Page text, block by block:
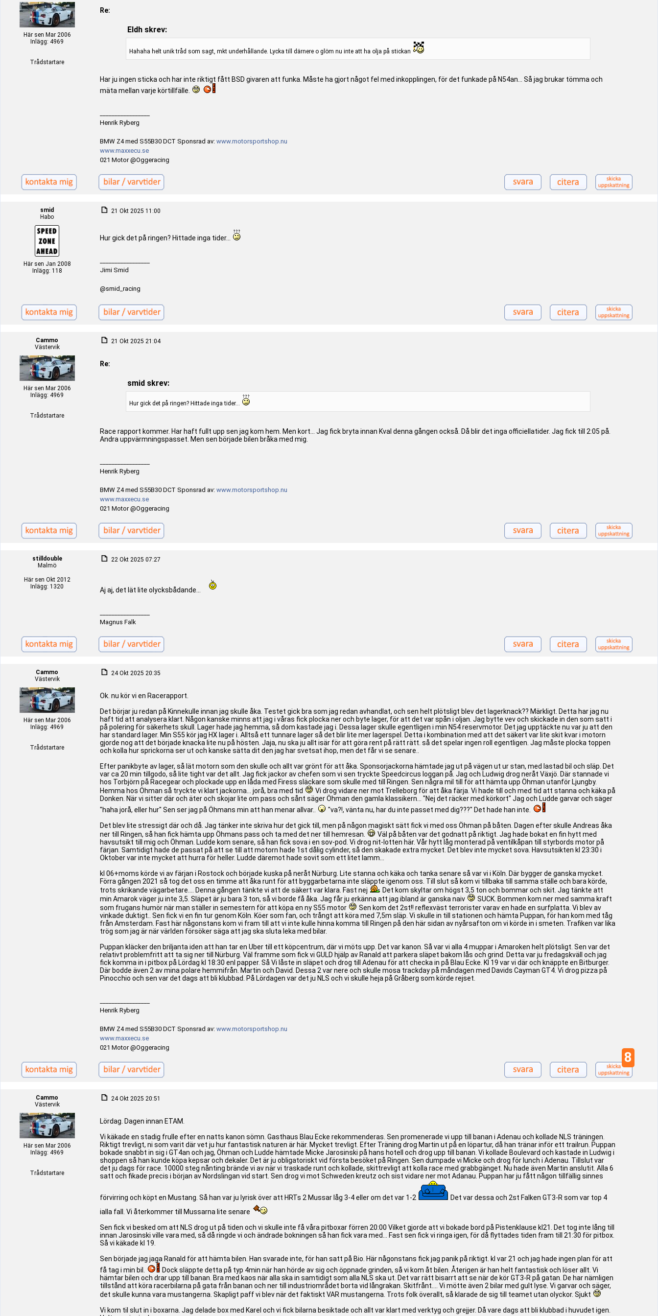
Här sen Mar 2006
Inlägg: 4969
Trådstartare
Re:
Eldh skrev:
Hahaha helt unik tråd som sagt, mkt underhållande. Lycka till därnere o glöm nu inte att ha olja på stickan
Har ju ingen sticka och har inte riktigt fått BSD givaren att funka. Måste ha gjort något fel med inkopplingen, för det funkade på N54an... Så jag brukar tömma och
mäta mellan varje körtillfälle.
Henrik Ryberg
BMW Z4 med S55B30 DCT Sponsrad av: www.motorsportshop.nu
www.maxxecu.se
021 Motor @Oggeracing
smid
Habo
Här sen Jan 2008
Inlägg: 118
21 Okt 2025 11:00
Hur gick det på ringen? Hittade inga tider...
Jimi Smid
@smid_racing
Cammo
Västervik
Här sen Mar 2006
Inlägg: 4969
Trådstartare
21 Okt 2025 21:04
Re:
smid skrev:
Hur gick det på ringen? Hittade inga tider...
Race rapport kommer. Har haft fullt upp sen jag kom hem. Men kort... Jag fick bryta innan Kval denna gången också. Då blir det inga officiellatider. Jag fick till 2:05 på.
Andra uppvärmningspasset. Men sen började bilen bråka med mig.
Henrik Ryberg
BMW Z4 med S55B30 DCT Sponsrad av: www.motorsportshop.nu
www.maxxecu.se
021 Motor @Oggeracing
stilldouble
Malmö
Här sen Okt 2012
Inlägg: 1320
22 Okt 2025 07:27
Aj aj, det lät lite olycksbådande...
Magnus Falk
Cammo
Västervik
Här sen Mar 2006
Inlägg: 4969
Trådstartare
24 Okt 2025 20:35
Ok. nu kör vi en Racerapport.
Det börjar ju redan på Kinnekulle innan jag skulle åka. Testet gick bra som jag redan avhandlat, och sen helt plötsligt blev det lagerknack?? Märkligt. Detta har jag nu
haft tid att analysera klart. Någon kanske minns att jag i våras fick plocka ner och byte lager, för att det var spån i oljan. Jag bytte vev och skickade in den som satt i
på polering för säkerhets skull. Lager hade jag hemma, så dom kastade jag i. Dessa lager skulle egentligen i min N54 reservmotor. Det jag upptäckte nu var ju att den
har standard lager. Min S55 kör jag HX lager i. Alltså ett tunnare lager så det blir lite mer lagerspel. Detta i kombination med att det säkert var lite skit kvar i motorn
gjorde nog att det började knacka lite nu på hösten. Jaja, nu ska ju allt isär för att göra rent på rätt rätt. så det spelar ingen roll egentligen. Jag måste plocka toppen
och kolla hur sprickorna ser ut och kanske sätta dit den jag har svetsat ihop, men det får vi se senare..
Efter panikbyte av lager, så lät motorn som den skulle och allt var grönt för att åka. Sponsorjackorna hämtade jag ut på vägen ut ur stan, med lastad bil och släp. Det
var ca 20 min tillgodo, så lite tight var det allt. Jag fick jackor av chefen som vi sen tryckte Speedcircus loggan på. Jag och Ludwig drog neråt Växjö. Där stannade vi
hos Torbjörn på Racegear och plockade upp en låda med Firess släckare som skulle med till Ringen. Sen några mil till för att hämta upp Öhman utanför Ljungby.
Hemma hos Öhman så tryckte vi klart jackorna... jorå, bra med tid
Vi drog vidare ner mot Trelleborg för att åka färja. Vi hade till och med tid att stanna och käka på
Donken. När vi sitter där och äter och skojar lite om pass och sånt säger Öhman den gamla klassikern... "Nej det räcker med körkort" Jag och Ludde garvar och säger
"haha jorå, eller hur" Sen ser jag på Öhmans min att han menar allvar..
"va?!, vänta nu, har du inte passet med dig???" Det hade han inte.
Det blev lite stressigt där och då. Jag tänker inte skriva hur det gick till, men på någon magiskt sätt fick vi med oss Öhman på båten. Dagen efter skulle Andreas åka
ner till Ringen, så han fick hämta upp Öhmans pass och ta med det ner till hemresan.
Väl på båten var det godnatt på riktigt. Jag hade bokat en fin hytt med
havsutsikt till mig och Öhman. Ludde kom senare, så han fick sova i en sov-pod. Vi drog nit-lotten här. Vår hytt låg monterad på ventilkåpan till styrbords motor på
färjan. Samtidigt hade de passat på att se till att motorn hade 1st dålig cylinder, så den skakade extra mycket. Det blev inte mycket sova. Havsutsikten kl 23:30 i
Oktober var inte mycket att hurra för heller. Ludde däremot hade sovit som ett litet lamm...
kl 06+moms körde vi av färjan i Rostock och började kuska på neråt Nürburg. Lite stanna och käka och tanka senare så var vi i Köln. Där bygger de ganska mycket.
Förra gången 2021 så tog det oss en timme att åka runt för att byggarbetarna inte släppte igenom oss. Till slut så kom vi tillbaka till samma ställe och bara körde,
trots skrikande vägarbetare.... Denna gången tänkte vi att de säkert var klara. Fast nej
Det kom skyltar om högst 3,5 ton och bommar och skit. Jag tänkte att
min Amarok väger ju inte 3,5. Släpet är ju bara 3 ton, så vi borde få åka. Jag får ju erkänna att jag ibland är ganska naiv
SUCK. Bommen kom ner med samma kraft
som frugans humör när man ställer in semestern för att köpa en ny S55 motor
Sen kom det 2st!! reflexväst terrorister varav en hade en surfplatta. Vi blev av
vinkade duktigt.. Sen fick vi en fin tur genom Köln. Köer som fan, och trångt att köra med 7,5m släp. Vi skulle in till stationen och hämta Puppan, för han kom med tåg
från Amsterdam. Fast här någonstans kom vi fram till att vi inte kulle hinna komma till Ringen på den här sidan av nyårsafton om vi körde in i smeten. Trafiken var lika
trög som jag är när världen försöker säga att jag ska sluta leka med bilar.
Puppan kläcker den briljanta iden att han tar en Uber till ett köpcentrum, där vi möts upp. Det var kanon. Så var vi alla 4 muppar i Amaroken helt plötsligt. Sen var det
relativt problemfritt att ta sig ner till Nürburg. Väl framme som fick vi GULD hjälp av Ranald att parkera släpet bakom lås och grind. Detta var ju fredagskväll och jag
fick komma in i pitbox på Lördag kl 18:30 enl papper. Så Vi låste in släpet och drog till Adenau för att checka in på Blau Ecke. Kl 19 var vi där och knäppte en Bitburger.
Där bodde även 2 av mina polare hemmifrån. Martin och David. Dessa 2 var nere och skulle mosa trackday på måndagen med Davids Cayman GT4. Vi drog pizza på
Pinocchio och sen var det dags att bli klubbad. På Lördagen var det ju NLS och vi skulle heja på Gråberg som körde rejset.
Henrik Ryberg
BMW Z4 med S55B30 DCT Sponsrad av: www.motorsportshop.nu
www.maxxecu.se
021 Motor @Oggeracing
8
Cammo
Västervik
Här sen Mar 2006
Inlägg: 4969
Trådstartare
24 Okt 2025 20:51
Lördag. Dagen innan ETAM.
Vi käkade en stadig frulle efter en natts kanon sömn. Gasthaus Blau Ecke rekommenderas. Sen promenerade vi upp till banan i Adenau och kollade NLS träningen.
Riktigt trevligt, ni som varit där vet ju hur fantastisk naturen är här. Mycket trevligt. Efter Träning drog Martin ut på en löpartur, då han tränar inför ett trailrun. Puppan
bokade snabbt in sig i GT4an och jag, Öhman och Ludde hämtade Micke Jarosinski på hans hotell och drog upp till banan. Vi kollade Boulevard och kastade in Ludwig i
shoppen så han kunde köpa kepsar och dekaler. Det är ju obligatoriskt vid första besöket på Ringen. Sen dumpade vi Micke och drog för lunch i Adenau. Tillslut var
det ju dags för race. 10000 steg nånting brände vi av när vi traskade runt och kollade, skittrevligt att kolla race med grabbgänget. Nu hade även Martin anslutit. Alla 6
satt och fikade precis i början av Nordslingan vid start. Sen drog vi mot Schweden kreutz och sist vidare ner mot Adanau. Puppan har ju fått någon tillfällig sinnes
förvirring och köpt en Mustang. Så han var ju lyrisk över att HRTs 2 Mussar låg 3-4 eller om det var 1-2
Det var dessa och 2st Falken GT3-R som var top 4
ialla fall. Vi återkommer till Mussarna lite senare
Sen fick vi besked om att NLS drog ut på tiden och vi skulle inte få våra pitboxar förren 20:00 Vilket gjorde att vi bokade bord på Pistenklause kl21. Det tog inte lång till
innan Jarosinski ville vara med, så då ringde vi och ändrade bokningen så han fick vara med... Fast sen fick vi ringa igen, för då flyttades tiden fram till 21:30 för pitbox.
Så vi käkade kl 19.
Sen började jag jaga Ranald för att hämta bilen. Han svarade inte, för han satt på Bio. Här någonstans fick jag panik på riktigt. kl var 21 och jag hade ingen plan för att
få tag i min bil.
Dock släppte detta på typ 4min när han hörde av sig och öppnade grinden, så vi kom åt bilen. Återigen är han helt fantastisk och löser allt. Vi
hämtar bilen och drar upp till banan. Bra med kaos när alla ska in samtidigt som alla NLS ska ut. Det var rätt bisarrt att se när de kör GT3-R på gatan. De har nämligen
tillstånd att köra racerbilarna på gata från banan och ner till industriområdet borta vid långrakan. Skitfrånt.... Vi mötte även 2 bilar med gult lyse. Vi garvar och säger,
det skulle kunna vara mustangerna. Skapligt paff vi blev när det faktiskt VAR mustangerna. Trots folk överallt, så klarade de sig till teamet utan olyckor. Sjukt
Vi kom til slut in i boxarna. Jag delade box med Karel och vi fick bilarna besiktade och allt var klart med verktyg och grejjer. Då vare dags att bli klubbad i huvudet igen.